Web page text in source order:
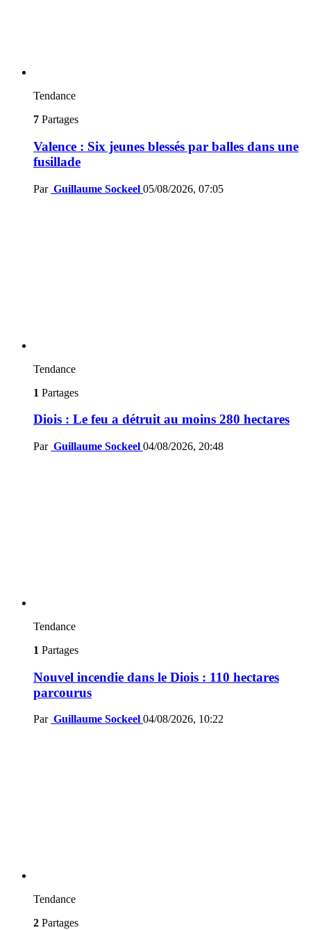
Tendance
7 Partages
Valence : Six jeunes blessés par balles dans une
fusillade
Par Guillaume Sockeel 05/08/2026, 07:05
Tendance
1 Partages
Diois : Le feu a détruit au moins 280 hectares
Par Guillaume Sockeel 04/08/2026, 20:48
Tendance
1 Partages
Nouvel incendie dans le Diois : 110 hectares
parcourus
Par Guillaume Sockeel 04/08/2026, 10:22
Tendance
2 Partages